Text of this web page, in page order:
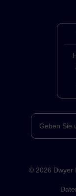
Geben Sie
© 2026 Dwyer